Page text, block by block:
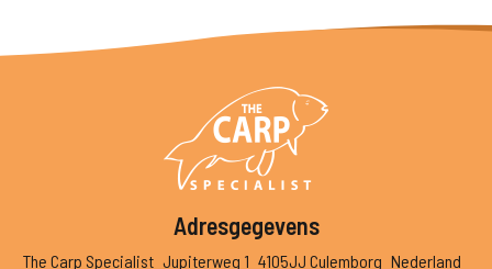
Adresgegevens
The Carp Specialist Jupiterweg 1 4105JJ Culemborg Nederland